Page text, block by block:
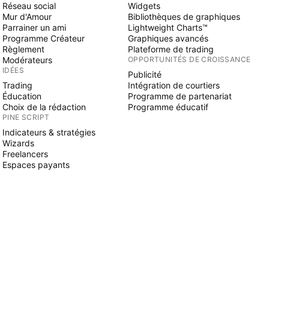
Réseau social
Mur d'Amour
Parrainer un ami
Programme Créateur
Règlement
Modérateurs
IDÉES
Trading
Éducation
Choix de la rédaction
PINE SCRIPT
Indicateurs & stratégies
Wizards
Freelancers
Espaces payants
Widgets
Bibliothèques de graphiques
Lightweight Charts™
Graphiques avancés
Plateforme de trading
OPPORTUNITÉS DE CROISSANCE
Publicité
Intégration de courtiers
Programme de partenariat
Programme éducatif